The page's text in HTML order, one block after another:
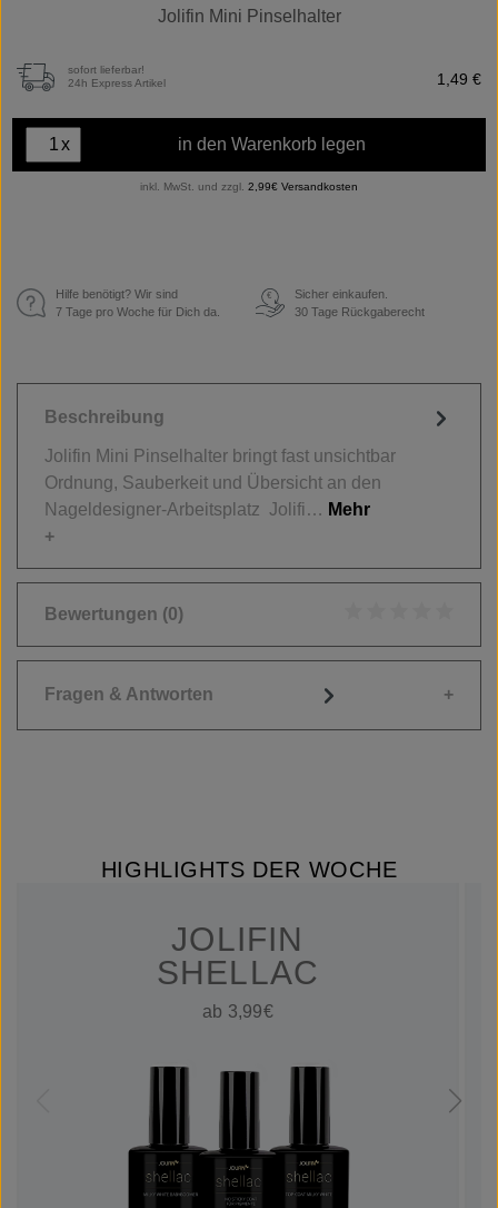
Jolifin Mini Pinselhalter
sofort lieferbar!
24h Express Artikel
1,49 €
x in den Warenkorb legen
inkl. MwSt. und zzgl. 2,99€ Versandkosten
Hilfe benötigt? Wir sind
7 Tage pro Woche für Dich da.
€
Sicher einkaufen.
30 Tage Rückgaberecht
Beschreibung
Jolifin Mini Pinselhalter bringt fast unsichtbar
Ordnung, Sauberkeit und Übersicht an den
Nageldesigner-Arbeitsplatz Jolifi… Mehr
Bewertungen (0)
Fragen & Antworten
HIGHLIGHTS DER WOCHE
JOLIFIN
SHELLAC
ab 3,99€